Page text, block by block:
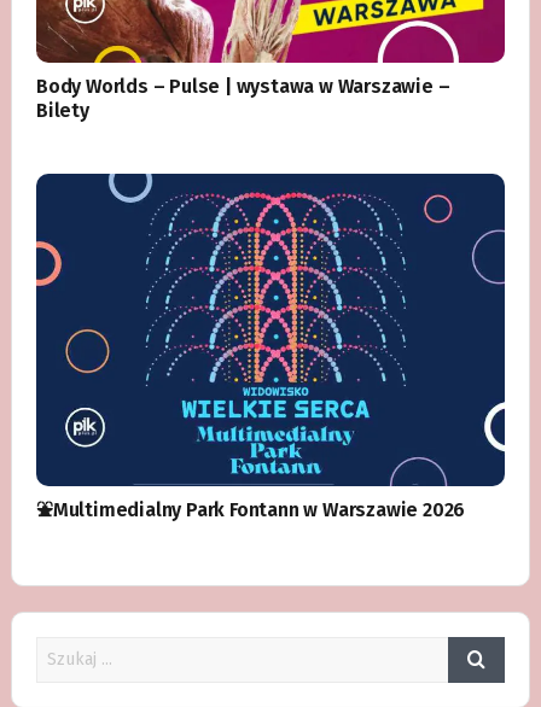
Body Worlds – Pulse | wystawa w Warszawie –
Bilety
⛲️Multimedialny Park Fontann w Warszawie 2026